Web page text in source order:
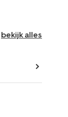
bekijk alles